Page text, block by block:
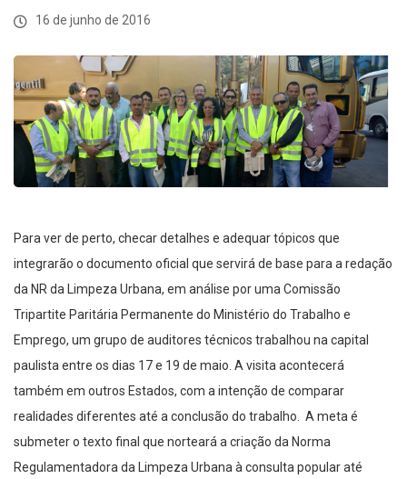
16 de junho de 2016
Para ver de perto, checar detalhes e adequar tópicos que
integrarão o documento oficial que servirá de base para a redação
da NR da Limpeza Urbana, em análise por uma Comissão
Tripartite Paritária Permanente do Ministério do Trabalho e
Emprego, um grupo de auditores técnicos trabalhou na capital
paulista entre os dias 17 e 19 de maio. A visita acontecerá
também em outros Estados, com a intenção de comparar
realidades diferentes até a conclusão do trabalho. A meta é
submeter o texto final que norteará a criação da Norma
Regulamentadora da Limpeza Urbana à consulta popular até